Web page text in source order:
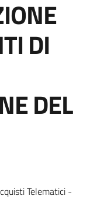
DI
DEL
Telematici -